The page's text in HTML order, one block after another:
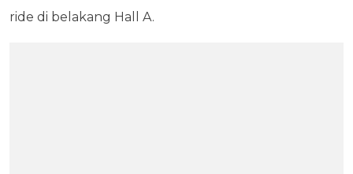
ride di belakang Hall A.